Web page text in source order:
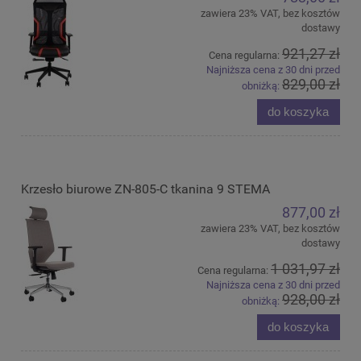
zawiera 23% VAT, bez kosztów
dostawy
Cena regularna: 921,27 zł
Najniższa cena z 30 dni przed
obniżką: 829,00 zł
do koszyka
Krzesło biurowe ZN-805-C tkanina 9 STEMA
877,00 zł
zawiera 23% VAT, bez kosztów
dostawy
Cena regularna: 1 031,97 zł
Najniższa cena z 30 dni przed
obniżką: 928,00 zł
do koszyka